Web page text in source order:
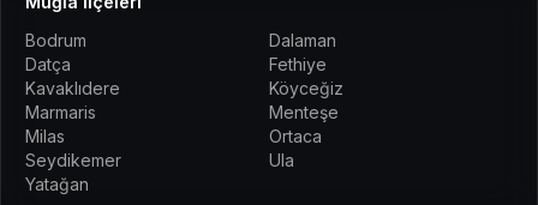
Bodrum
Dalaman
Datça
Fethiye
Kavaklıdere
Köyceğiz
Marmaris
Menteşe
Milas
Ortaca
Seydikemer
Ula
Yatağan